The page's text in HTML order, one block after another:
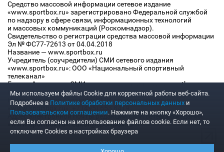
Средство массовой информации сетевое издание
«www.sportbox.ru» зарегистрировано Федеральной службой
по надзору в сфере связи, информационных технологий
и массовых коммуникаций (Роскомнадзор).
Свидетельство о регистрации средства массовой информации
Эл № ФС77-72613 от 04.04.2018
Название — www.sportbox.ru
Учредитель (соучредители) СМИ сетевого издания
«www.sportbox.ru»: ООО «Национальный спортивный
телеканал»
Главный редактор СМИ сетевого издания «www.sportbox.ru»:
Конов В.А.
Номер телефона редакции СМИ сетевого издания
«www.sportbox.ru»: +7 (495) 653 8419
Адрес электронной почты редакции СМИ сетевого издания
«www.sportbox.ru»: editor@sportbox.ru
Мы используем файлы Сookie для корректной работы веб-сайта.
Подробнее в Политике обработки персональных данных и
Пользовательском соглашении. Нажмите на кнопку «Хорошо»,
если Вы согласны на использование файлов cookie. Если нет, то
отключите Cookies в настройках браузера